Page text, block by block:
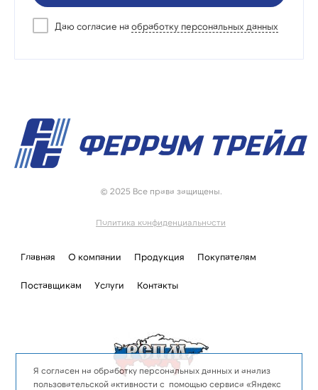
Даю согласие на обработку персональных данных
© 2025 Все права защищены.
Политика конфиденциальности
Главная О компании Продукция Покупателям
Поставщикам Услуги Контакты
Я согласен на обработку персональных данных и анализ
пользовательской активности с помощью сервиса «Яндекс